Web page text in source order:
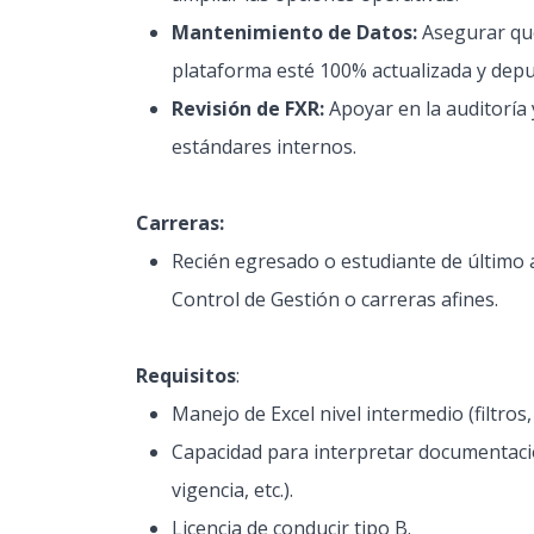
Mantenimiento de Datos:Asegurar
plataforma esté 100% actualizada y
Revisión de FXR:Apoyar en la
estándares internos.
Carreras:
Recién egresado o estudiante de
Control de Gestión o carreras afines.
Requisitos:
Manejo de Excel nivel intermedio
Capacidad para interpretar
vigencia, etc.).
Licencia de conducir tipo B.